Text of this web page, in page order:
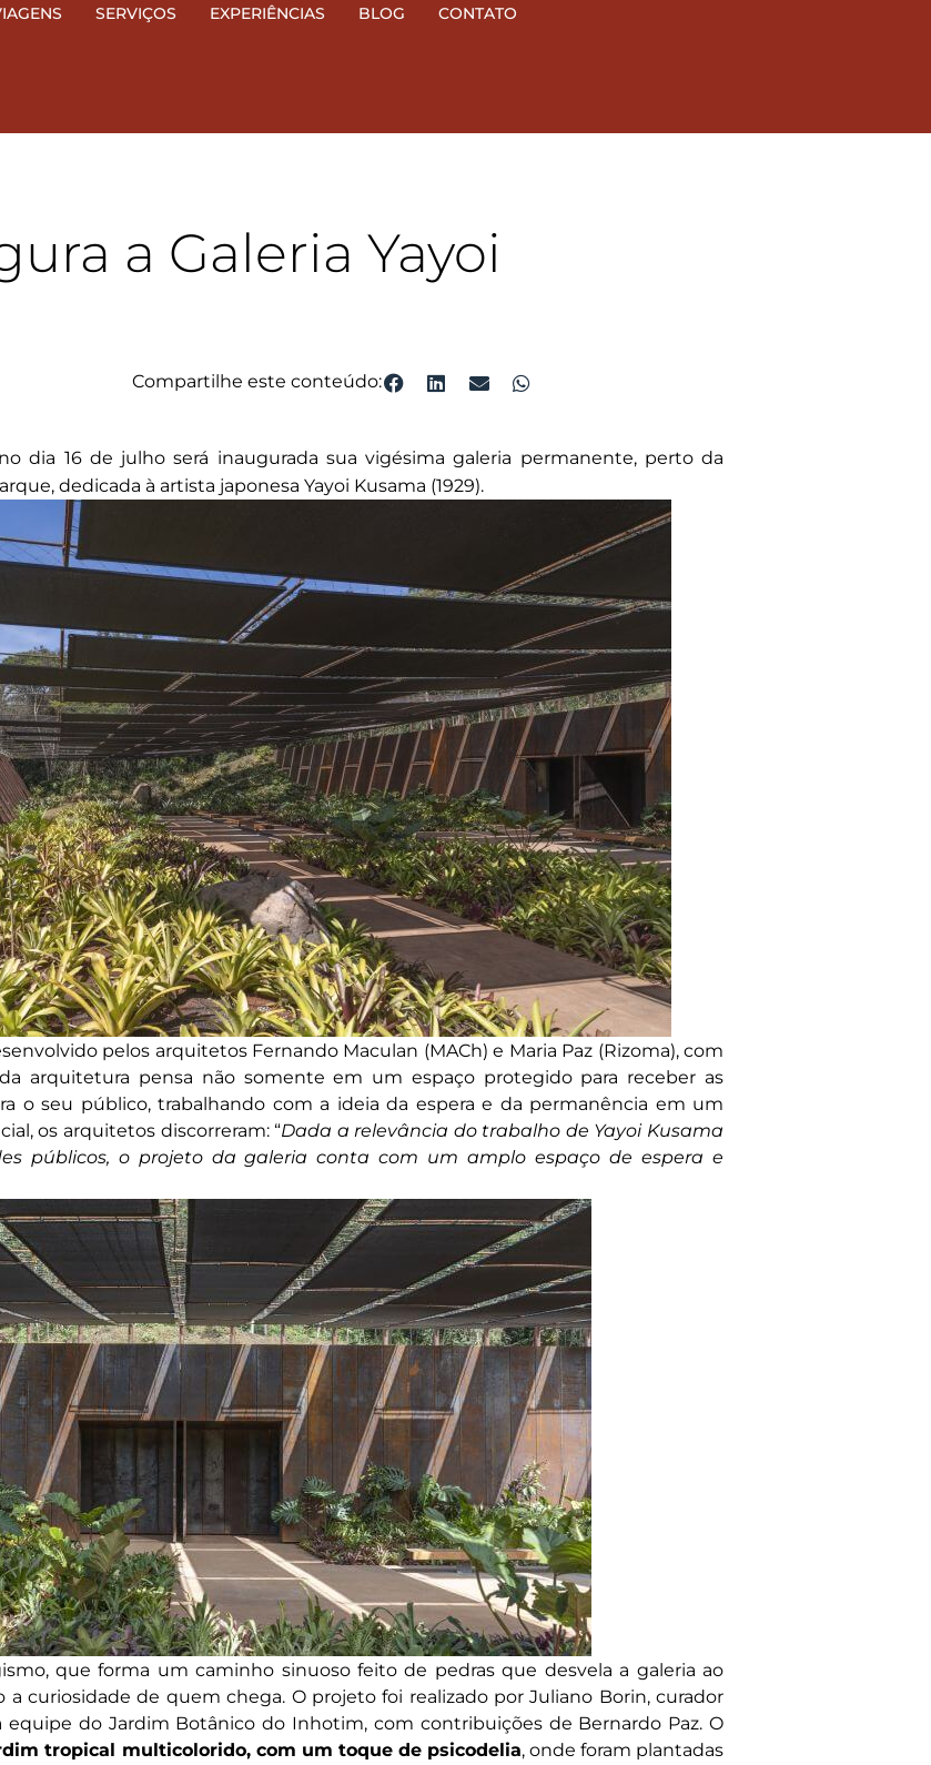
SERVIÇOS EXPERIÊNCIAS BLOG CONTATO
a Galeria Yayoi
Compartilhe este conteúdo:
dia 16 de julho será inaugurada sua vigésima galeria permanente, perto da
dedicada à artista japonesa Yayoi Kusama (1929).
pelos arquitetos Fernando Maculan (MACh) e Maria Paz (Rizoma), com
arquitetura pensa não somente em um espaço protegido para receber as
o seu público, trabalhando com a ideia da espera e da permanência em um
os arquitetos discorreram: “Dada a relevância do trabalho de Yayoi Kusama
públicos, o projeto da galeria conta com um amplo espaço de espera e
que forma um caminho sinuoso feito de pedras que desvela a galeria ao
a curiosidade de quem chega. O projeto foi realizado por Juliano Borin, curador
equipe do Jardim Botânico do Inhotim, com contribuições de Bernardo Paz. O
tropical multicolorido, com um toque de psicodelia, onde foram plantadas